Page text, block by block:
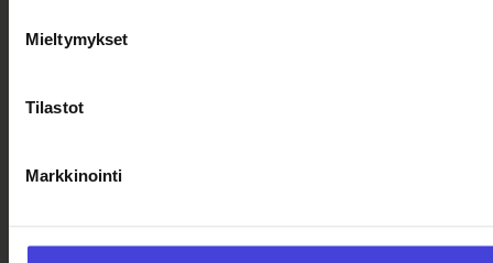
Mieltymykset
Tilastot
Markkinointi